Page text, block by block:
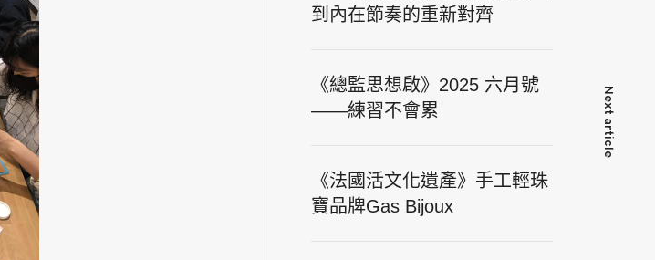
Next article
到內在節奏的重新對齊
《總監思想啟》2025 六月號
——練習不會累
《法國活文化遺產》手工輕珠
寶品牌Gas Bijoux